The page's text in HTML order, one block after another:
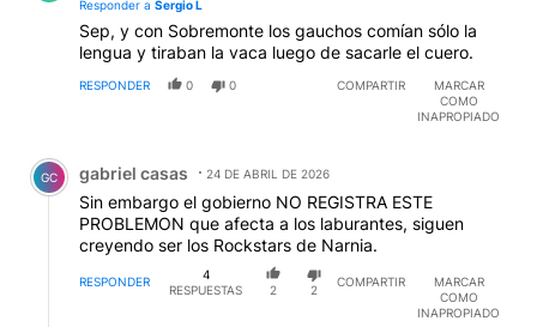
Responder a Sergio L
Sep, y con Sobremonte los gauchos comían sólo la
lengua y tiraban la vaca luego de sacarle el cuero.
RESPONDER 0 0 COMPARTIR
MARCAR
COMO
INAPROPIADO
Comentario de gabriel casas.
GC gabriel casas 24 DE ABRIL DE 2026
Sin embargo el gobierno NO REGISTRA ESTE
PROBLEMON que afecta a los laburantes, siguen
creyendo ser los Rockstars de Narnia.
RESPONDER
4
RESPUESTAS
2 2
COMPARTIR
MARCAR
COMO
INAPROPIADO